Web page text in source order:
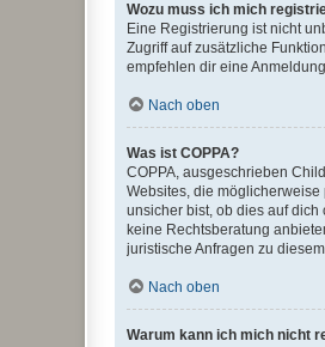
Wozu muss ich mich
Eine Registrierung ist nicht
Zugriff auf zusätzliche
empfehlen dir eine
Nach oben
Was ist COPPA?
COPPA, ausgeschrieben
Websites, die
unsicher bist, ob dies auf
keine Rechtsberatung
juristische Anfragen zu
Nach oben
Warum kann ich mich nicht